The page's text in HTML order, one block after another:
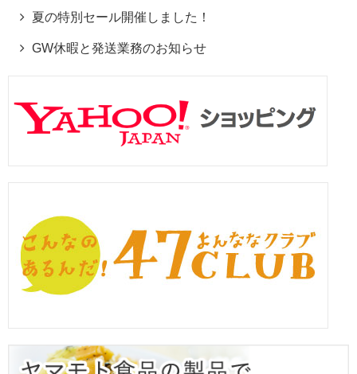
夏の特別セール開催しました！
GW休暇と発送業務のお知らせ